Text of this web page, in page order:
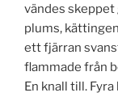
vändes skeppet
plums,
ett fjärran
flammade från
En knall till.